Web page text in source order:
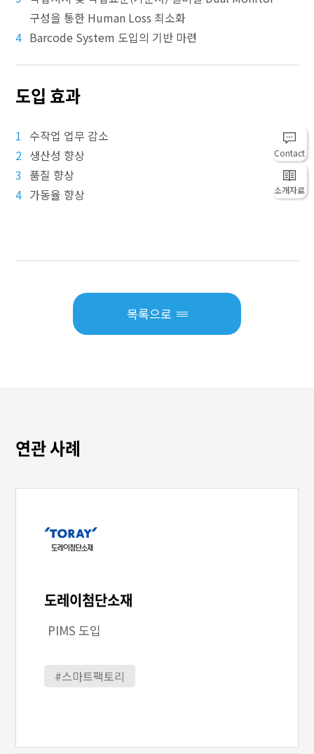
Contact
소개자료
구성을 통한 Human Loss 최소화
4 Barcode System 도입의 기반 마련
도입 효과
1 수작업 업무 감소
2 생산성 향상
3 품질 향상
4 가동율 향상
목록으로
연관 사례
도레이첨단소재
PIMS 도입
#스마트팩토리